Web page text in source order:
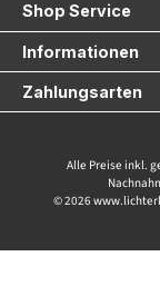
Shop Service
Informationen
Zahlungsarten
Alle Preise inkl.
© 2026